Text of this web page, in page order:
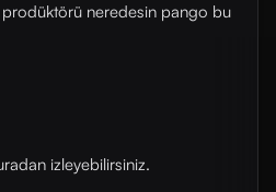
prodüktörü neredesin pango bu
izleyebilirsiniz.